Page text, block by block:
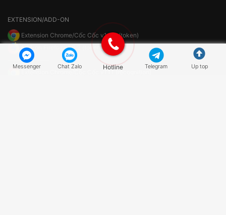
EXTENSION/ADD-ON
Extension Chrome/Cốc Cốc v1.2.0 (token)
Add-on Firefox v1.0.2 (token)
--------------
Extension Chrome/Cốc Cốc v1.1.1 (recognition)
Messenger Chat Zalo Hotline Telegram Up top